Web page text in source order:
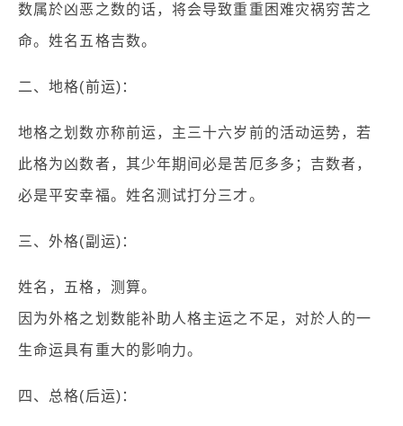
数属於凶恶之数的话，将会导致重重困难灾祸穷苦之
命。姓名五格吉数。
二、地格(前运)：
地格之划数亦称前运，主三十六岁前的活动运势，若
此格为凶数者，其少年期间必是苦厄多多；吉数者，
必是平安幸福。姓名测试打分三才。
三、外格(副运)：
姓名，五格，测算。
因为外格之划数能补助人格主运之不足，对於人的一
生命运具有重大的影响力。
四、总格(后运)：